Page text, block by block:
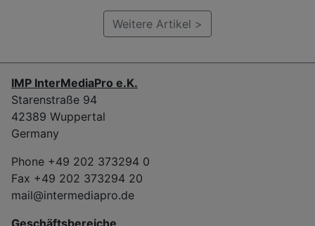
Weitere Artikel >
IMP InterMediaPro e.K.
Starenstraße 94
42389 Wuppertal
Germany
Phone +49 202 373294 0
Fax +49 202 373294 20
mail@intermediapro.de
Geschäftsbereiche